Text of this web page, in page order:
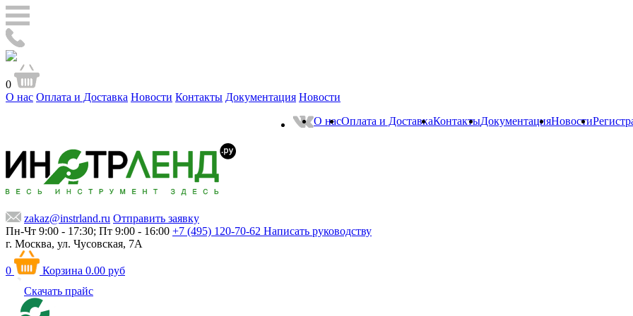
0
О нас Оплата и Доставка Новости Контакты Документация Новости
О насОплата и ДоставкаКонтактыДокументацияНовости
zakaz@instrland.ru Отправить заявку
Пн-Чт 9:00 - 17:30; Пт 9:00 - 16:00 +7 (495) 120-70-62 Написать руководству
г. Москва, ул. Чусовская, 7А
0 Корзина 0.00 руб
Скачать прайс